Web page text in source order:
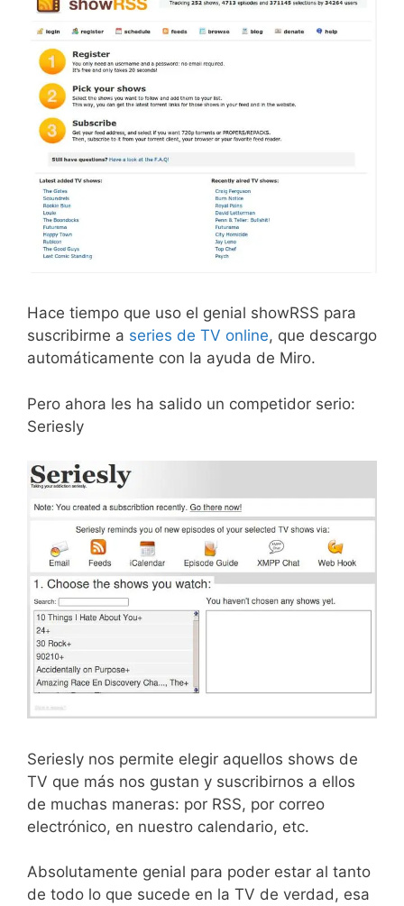
Hace tiempo que uso el genial showRSS para
suscribirme a series de TV online, que descargo
automáticamente con la ayuda de Miro.
Pero ahora les ha salido un competidor serio:
Seriesly
Seriesly nos permite elegir aquellos shows de
TV que más nos gustan y suscribirnos a ellos
de muchas maneras: por RSS, por correo
electrónico, en nuestro calendario, etc.
Absolutamente genial para poder estar al tanto
de todo lo que sucede en la TV de verdad, esa